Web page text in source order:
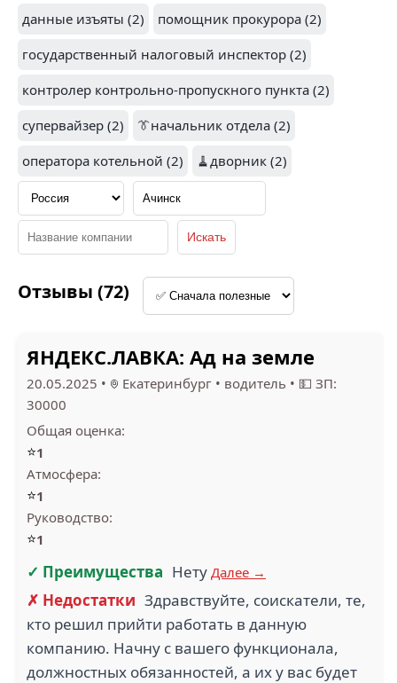
АЧИНСКИЙ
КОЛЛЕДЖ
ТРАНСПОРТА И
СЕЛЬСКОГО
ХОЗЯЙСТВА (2) ГАБРУСЕНКО (2)
ВАЙЛДБЕРРИЗ (1) КАНЦЛЕР (1)
ЯРЧЕ (1)
1
РУБИН (1)
данные изъяты (2)
помощник прокурора (2)
государственный налоговый инспектор (2)
контролер контрольно-пропускного пункта (2)
супервайзер (2)
👔начальник отдела (2)
оператора котельной (2)
🧹дворник (2)
Отзывы (72)
ЯНДЕКС.ЛАВКА: Ад на земле
20.05.2025 • Екатеринбург • водитель • 💵 ЗП:
30000
Общая оценка:
⭐1
Атмосфера:
⭐1
Руководство:
⭐1
✓ Преимущества Нету Далее →
✗ Недостатки Здравствуйте, соискатели, те,
кто решил прийти работать в данную
компанию. Начну с вашего функционала,
должностных обязанностей, а их у вас будет